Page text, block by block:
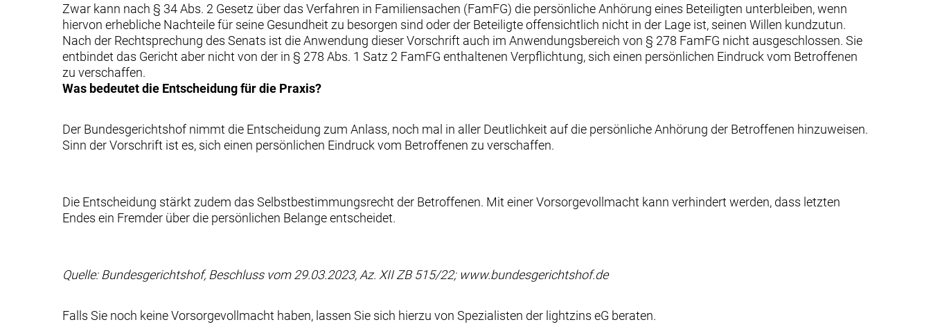
Zwar kann nach § 34 Abs. 2 Gesetz über das Verfahren in Familiensachen (FamFG) die persönliche Anhörung eines Beteiligten unterbleiben, wenn
hiervon erhebliche Nachteile für seine Gesundheit zu besorgen sind oder der Beteiligte offensichtlich nicht in der Lage ist, seinen Willen kundzutun.
Nach der Rechtsprechung des Senats ist die Anwendung dieser Vorschrift auch im Anwendungsbereich von § 278 FamFG nicht ausgeschlossen. Sie
entbindet das Gericht aber nicht von der in § 278 Abs. 1 Satz 2 FamFG enthaltenen Verpflichtung, sich einen persönlichen Eindruck vom Betroffenen
zu verschaffen.
Was bedeutet die Entscheidung für die Praxis?
Der Bundesgerichtshof nimmt die Entscheidung zum Anlass, noch mal in aller Deutlichkeit auf die persönliche Anhörung der Betroffenen hinzuweisen.
Sinn der Vorschrift ist es, sich einen persönlichen Eindruck vom Betroffenen zu verschaffen.
Die Entscheidung stärkt zudem das Selbstbestimmungsrecht der Betroffenen. Mit einer Vorsorgevollmacht kann verhindert werden, dass letzten
Endes ein Fremder über die persönlichen Belange entscheidet.
Quelle: Bundesgerichtshof, Beschluss vom 29.03.2023, Az. XII ZB 515/22; www.bundesgerichtshof.de
Falls Sie noch keine Vorsorgevollmacht haben, lassen Sie sich hierzu von Spezialisten der lightzins eG beraten.